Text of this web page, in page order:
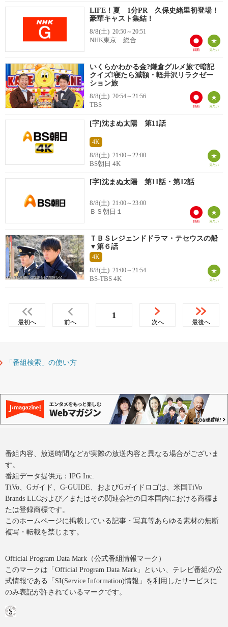
LIFE！夏 1分PR 久保史緒里初登場！
豪華キャスト集結！
8/8(土) 20:50～20:51
NHK東京 総合
いくらかわかる金?鎌倉グルメ旅で暗記
クイズ!寝たら減額・軽井沢リラクゼー
ション旅
8/8(土) 20:54～21:56
TBS
[字]沈まぬ太陽 第11話
4K
8/8(土) 21:00～22:00
BS朝日 4K
[字]沈まぬ太陽 第11話・第12話
8/8(土) 21:00～23:00
ＢＳ朝日１
ＴＢＳレジェンドドラマ・テセウスの船
▼第６話
4K
8/8(土) 21:00～21:54
BS-TBS 4K
最初へ 前へ
1
次へ 最後へ
「番組検索」の使い方
番組内容、放送時間などが実際の放送内容と異なる場合がございま
す。
番組データ提供元：IPG Inc.
TiVo、Gガイド、G-GUIDE、およびGガイドロゴは、米国TiVo
Brands LLCおよび／またはその関連会社の日本国内における商標ま
たは登録商標です。
このホームページに掲載している記事・写真等あらゆる素材の無断
複写・転載を禁じます。
Official Program Data Mark（公式番組情報マーク）
このマークは「Official Program Data Mark」といい、テレビ番組の公
式情報である「SI(Service Information)情報」を利用したサービスに
のみ表記が許されているマークです。